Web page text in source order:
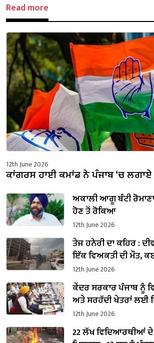
Read more
12th June 2026
ਕਾਂਗਰਸ ਹਾਈ ਕਮਾਂਡ ਨੇ ਪੰਜਾਬ ‘ਚ
ਅਕਾਲੀ ਆਗੂ ਬੰਟੀ
ਹੋਣ ਤੋਂ ਰੋਕਿਆ
12th June 2026
ਤੇਜ਼ ਹਨੇਰੀ ਦਾ ਕਹਿਰ :
ਇੱਕ ਵਿਅਕਤੀ ਦੀ ਮੌਤ, ਕਈ
ਨੁਕਸਾਨ
12th June 2026
ਕੇਂਦਰ ਸਰਕਾਰ ਪੰਜਾਬ ਨੂੰ
ਅਤੇ ਸਰਹੱਦੀ ਖੇਤਰਾਂ ਲਈ
CM ਭਗਵੰਤ ਸਿੰਘ ਮਾਨ
12th June 2026
22 ਲੱਖ ਵਿਦਿਆਰਥੀਆਂ ਦੇ